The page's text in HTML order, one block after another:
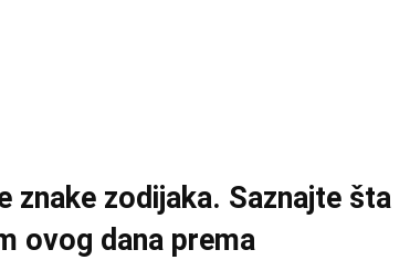
znake zodijaka. Saznajte šta
ovog dana prema